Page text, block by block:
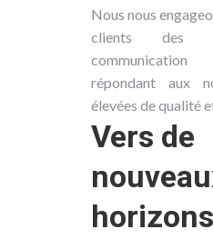
Nous nous
clients des
répondant aux
élevées de qualité
Vers de